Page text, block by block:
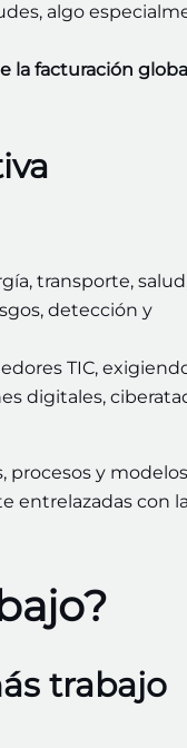
algo
la facturación global
transporte, salud,
detección y
TIC,
digitales,
procesos y
entrelazadas con la
trabajo